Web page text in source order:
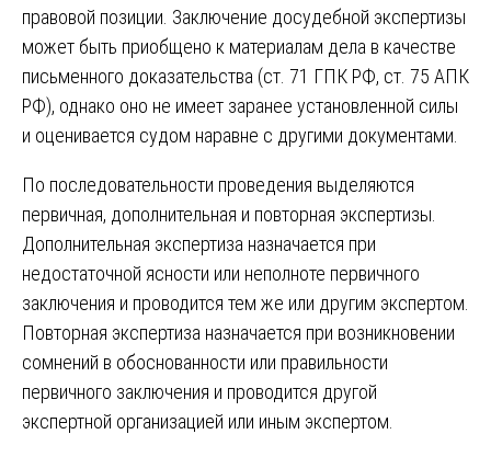
правовой позиции. Заключение досудебной экспертизы
может быть приобщено к материалам дела в качестве
письменного доказательства (ст. 71 ГПК РФ, ст. 75 АПК
РФ), однако оно не имеет заранее установленной силы
и оценивается судом наравне с другими документами.
По последовательности проведения выделяются
первичная, дополнительная и повторная экспертизы.
Дополнительная экспертиза назначается при
недостаточной ясности или неполноте первичного
заключения и проводится тем же или другим экспертом.
Повторная экспертиза назначается при возникновении
сомнений в обоснованности или правильности
первичного заключения и проводится другой
экспертной организацией или иным экспертом.